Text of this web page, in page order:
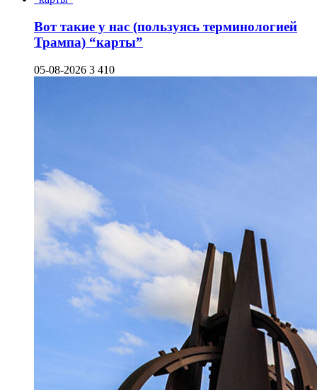
Вот такие у нас (пользуясь терминологией
Трампа) “карты”
05-08-2026 3 410